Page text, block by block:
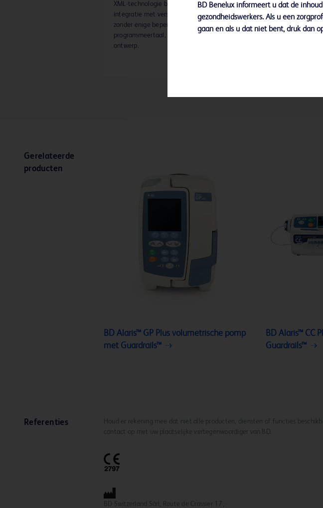
XML-technologie biedt de mogelijkheid tot
integratie met verschillende systemen
zonder enige beperking inzake
programmeertaal, besturingssysteem of
ontwerp.
Gerelateerde
producten
BD Alaris™ GP Plus volumetrische pomp
met Guardrails™
BD Alaris™ CC
Guardrails™
Referenties
Houd er rekening mee dat niet alle producten, diensten of functies
contact op met uw plaatselijke vertegenwoordiger van BD.
BD Switzerland Sàrl, Route de Crassier 17,
BD Benelux informeert u dat de
gezondheidswerkers. Als u een
gaan en als u dat niet bent, druk dan